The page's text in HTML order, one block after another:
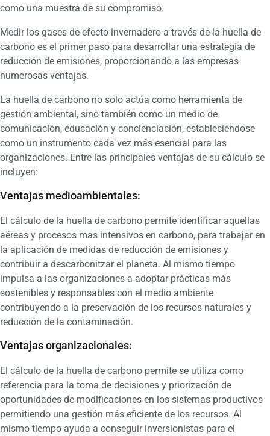
como una muestra de su compromiso.
Medir los gases de efecto invernadero a través de la huella de
carbono es el primer paso para desarrollar una estrategia de
reducción de emisiones, proporcionando a las empresas
numerosas ventajas.
La huella de carbono no solo actúa como herramienta de
gestión ambiental, sino también como un medio de
comunicación, educación y concienciación, estableciéndose
como un instrumento cada vez más esencial para las
organizaciones. Entre las principales ventajas de su cálculo se
incluyen:
Ventajas medioambientales:
El cálculo de la huella de carbono permite identificar aquellas
aéreas y procesos mas intensivos en carbono, para trabajar en
la aplicación de medidas de reducción de emisiones y
contribuir a descarbonitzar el planeta. Al mismo tiempo
impulsa a las organizaciones a adoptar prácticas más
sostenibles y responsables con el medio ambiente
contribuyendo a la preservación de los recursos naturales y
reducción de la contaminación.
Ventajas organizacionales:
El cálculo de la huella de carbono permite se utiliza como
referencia para la toma de decisiones y priorización de
oportunidades de modificaciones en los sistemas productivos
permitiendo una gestión más eficiente de los recursos. Al
mismo tiempo ayuda a conseguir inversionistas para el